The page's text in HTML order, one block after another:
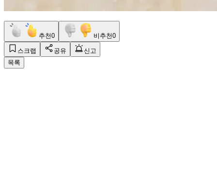
추천0 비추천0
스크랩 공유
신고
목록